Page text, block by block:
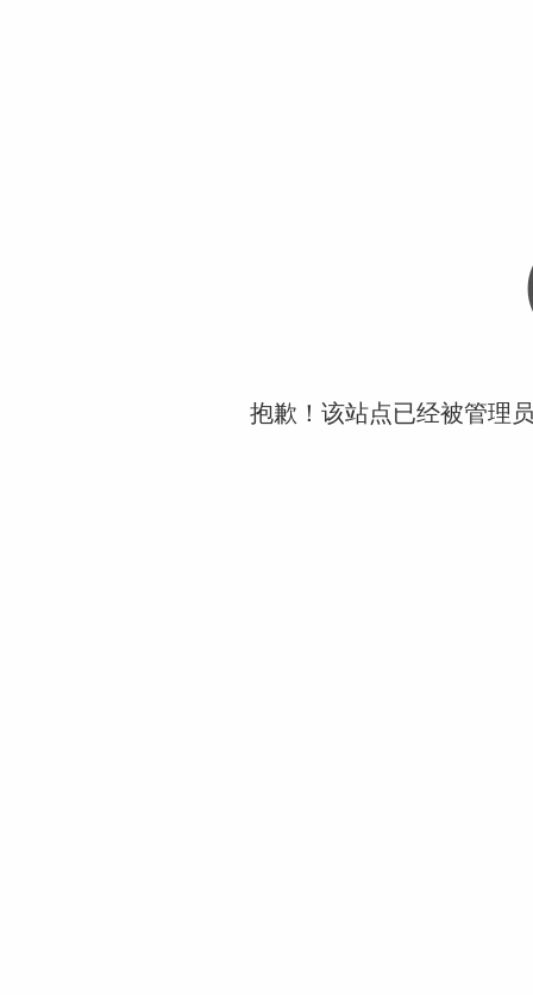
抱歉！该站点已经被管理